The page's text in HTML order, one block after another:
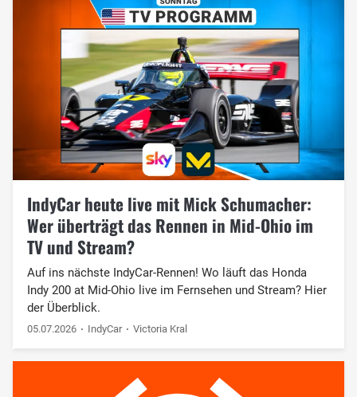
IndyCar heute live mit Mick Schumacher:
Wer überträgt das Rennen in Mid-Ohio im
TV und Stream?
Auf ins nächste IndyCar-Rennen! Wo läuft das Honda
Indy 200 at Mid-Ohio live im Fernsehen und Stream? Hier
der Überblick.
05.07.2026 IndyCar Victoria Kral